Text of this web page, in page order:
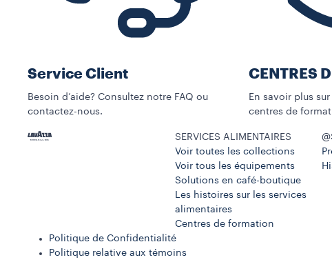
Service Client
Besoin d’aide? Consultez notre FAQ ou
contactez-nous.
CENTRES
En savoir plus
centres de
SERVICES ALIMENTAIRES
Voir toutes les collections
Voir tous les équipements
Solutions en café-boutique
Les histoires sur les services
alimentaires
Centres de formation
Politique de Confidentialité
Politique relative aux témoins